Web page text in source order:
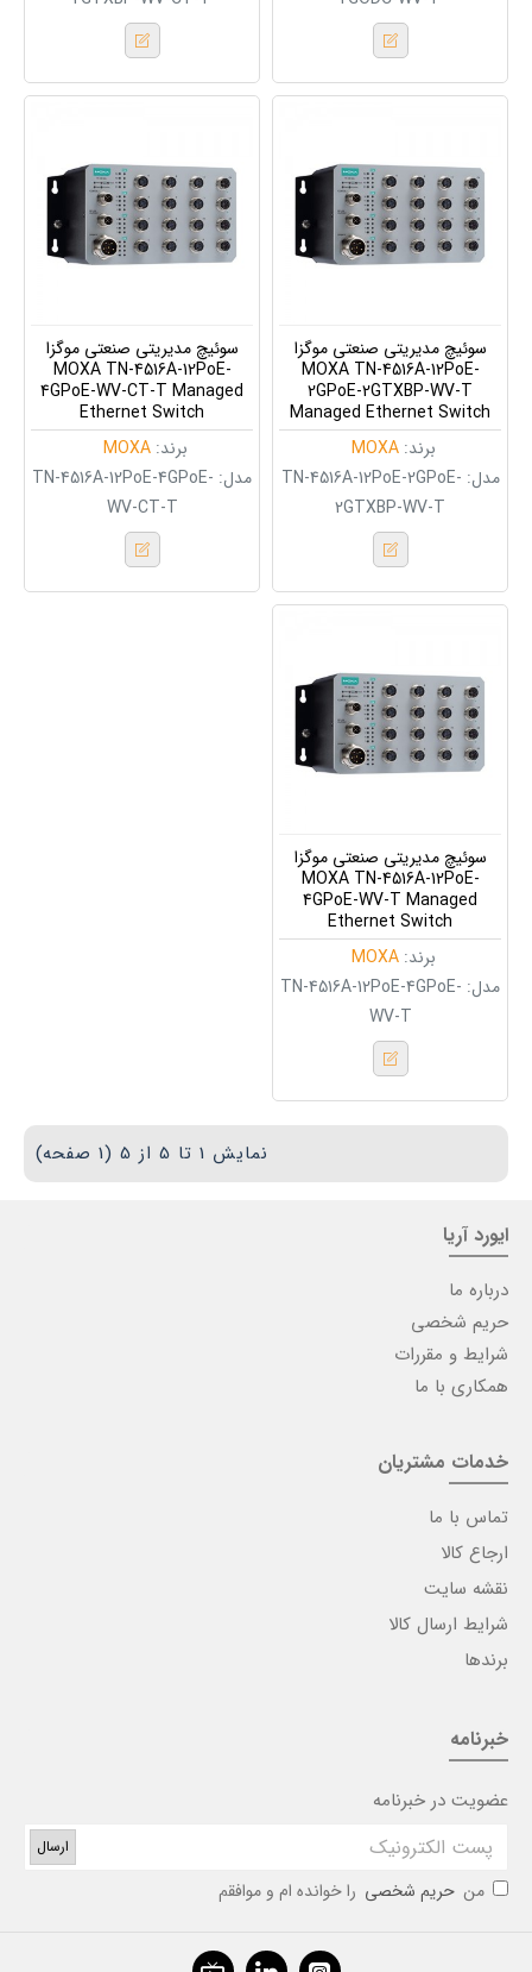
برند: MOXA
مدل: TN-4516A-12PoE-2GPoE-
2GTXBP-WV-T
سوئیچ مدیریتی صنعتی موگزا
MOXA TN-4516A-12PoE-
2GPoE-2GTXBP-WV-T
Managed Ethernet Switch
برند: MOXA
مدل: TN-4516A-12PoE-4GPoE-
WV-CT-T
سوئیچ مدیریتی صنعتی موگزا
MOXA TN-4516A-12PoE-
4GPoE-WV-CT-T Managed
Ethernet Switch
برند: MOXA
مدل: TN-4516A-12PoE-4GPoE-
WV-T
سوئیچ مدیریتی صنعتی موگزا
MOXA TN-4516A-12PoE-
4GPoE-WV-T Managed
Ethernet Switch
نمایش 1 تا 5 از 5 (1 صفحه)
ایورد آریا
درباره ما
حریم شخصی
شرایط و مقررات
همکاری با ما
خدمات مشتریان
تماس با ما
ارجاع کالا
نقشه سایت
شرایط ارسال کالا
برندها
خبرنامه
عضویت در خبرنامه
ارسال
من حریم شخصی را خوانده ام و موافقم